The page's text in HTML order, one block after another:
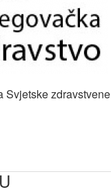
Svjetske zdravstvene